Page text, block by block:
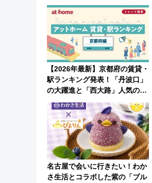
【2026年最新】京都府の賃貸・
駅ランキング発表！「丹波口」
の大躍進と「西大路」人気の理
由は？
名古屋で会いに行きたい！わか
さ生活とコラボした紫の「ブル